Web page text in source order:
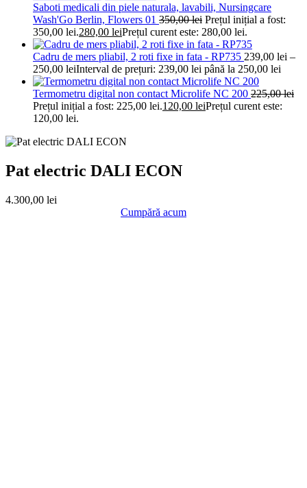
Saboti medicali din piele naturala, lavabili, Nursingcare
Wash'Go Berlin, Flowers 01 350,00lei Prețul inițial a fost:
350,00 lei.280,00 leiPrețul curent este: 280,00 lei.
Cadru de mers pliabil, 2 roti fixe in fata - RP735 239,00 lei –
250,00 leiInterval de prețuri: 239,00 lei până la 250,00 lei
Termometru digital non contact Microlife NC 200 225,00lei
Prețul inițial a fost: 225,00 lei.120,00 leiPrețul curent este:
120,00 lei.
Pat electric DALI ECON
4.300,00 lei
Cumpără acum